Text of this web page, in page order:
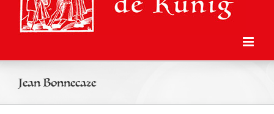
Jean Bonnecaze